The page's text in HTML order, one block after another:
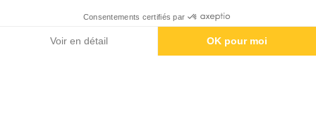
Consentements certifiés par
Voir en détail OK pour moi